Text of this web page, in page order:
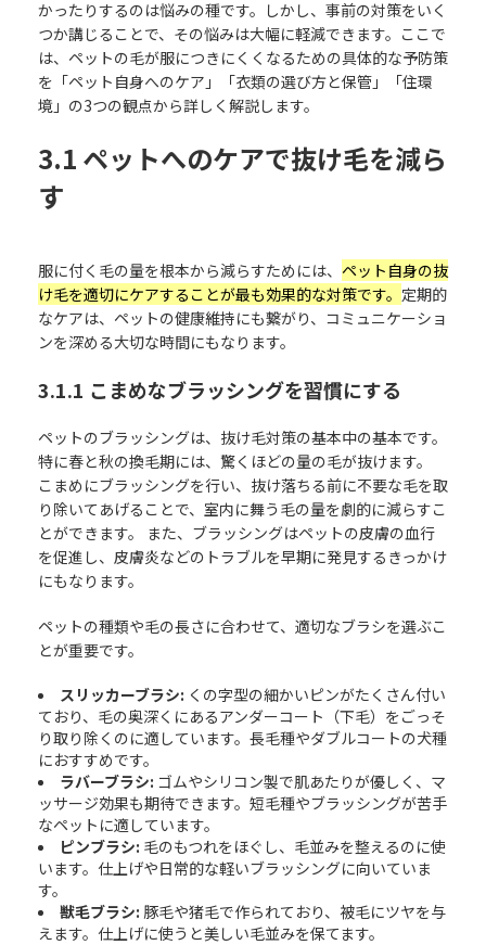
かったりするのは悩みの種です。しかし、事前の対策をいく
つか講じることで、その悩みは大幅に軽減できます。ここで
は、ペットの毛が服につきにくくなるための具体的な予防策
を「ペット自身へのケア」「衣類の選び方と保管」「住環
境」の3つの観点から詳しく解説します。
3.1 ペットへのケアで抜け毛を減ら
す
服に付く毛の量を根本から減らすためには、 ペット自身の抜
け毛を適切にケアすることが最も効果的な対策です。 定期的
なケアは、ペットの健康維持にも繋がり、コミュニケーショ
ンを深める大切な時間にもなります。
3.1.1 こまめなブラッシングを習慣にする
ペットのブラッシングは、抜け毛対策の基本中の基本です。
特に春と秋の換毛期には、驚くほどの量の毛が抜けます。
こまめにブラッシングを行い、抜け落ちる前に不要な毛を取
り除いてあげることで、室内に舞う毛の量を劇的に減らすこ
とができます。 また、ブラッシングはペットの皮膚の血行
を促進し、皮膚炎などのトラブルを早期に発見するきっかけ
にもなります。
ペットの種類や毛の長さに合わせて、適切なブラシを選ぶこ
とが重要です。
スリッカーブラシ: くの字型の細かいピンがたくさん付い
ており、毛の奥深くにあるアンダーコート（下毛）をごっそ
り取り除くのに適しています。長毛種やダブルコートの犬種
におすすめです。
ラバーブラシ: ゴムやシリコン製で肌あたりが優しく、マ
ッサージ効果も期待できます。短毛種やブラッシングが苦手
なペットに適しています。
ピンブラシ: 毛のもつれをほぐし、毛並みを整えるのに使
います。仕上げや日常的な軽いブラッシングに向いていま
す。
獣毛ブラシ: 豚毛や猪毛で作られており、被毛にツヤを与
えます。仕上げに使うと美しい毛並みを保てます。